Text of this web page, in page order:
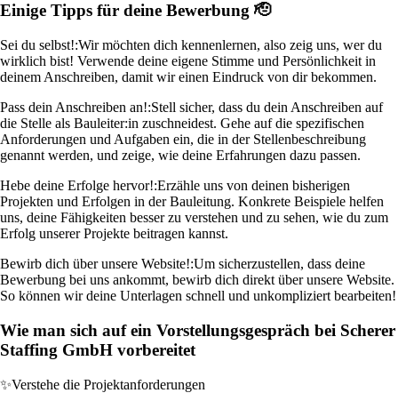
Einige Tipps für deine Bewerbung 🫡
Sei du selbst!:Wir möchten dich kennenlernen, also zeig uns, wer du
wirklich bist! Verwende deine eigene Stimme und Persönlichkeit in
deinem Anschreiben, damit wir einen Eindruck von dir bekommen.
Pass dein Anschreiben an!:Stell sicher, dass du dein Anschreiben auf
die Stelle als Bauleiter:in zuschneidest. Gehe auf die spezifischen
Anforderungen und Aufgaben ein, die in der Stellenbeschreibung
genannt werden, und zeige, wie deine Erfahrungen dazu passen.
Hebe deine Erfolge hervor!:Erzähle uns von deinen bisherigen
Projekten und Erfolgen in der Bauleitung. Konkrete Beispiele helfen
uns, deine Fähigkeiten besser zu verstehen und zu sehen, wie du zum
Erfolg unserer Projekte beitragen kannst.
Bewirb dich über unsere Website!:Um sicherzustellen, dass deine
Bewerbung bei uns ankommt, bewirb dich direkt über unsere Website.
So können wir deine Unterlagen schnell und unkompliziert bearbeiten!
Wie man sich auf ein Vorstellungsgespräch bei Scherer
Staffing GmbH vorbereitet
✨Verstehe die Projektanforderungen